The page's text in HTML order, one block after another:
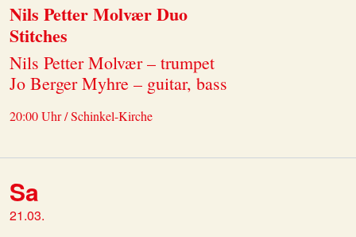
Nils Petter Molvær Duo
Stitches
Nils Petter Molvær – trumpet
Jo Berger Myhre – guitar, bass
20:00 Uhr / Schinkel-Kirche
Sa
21.03.